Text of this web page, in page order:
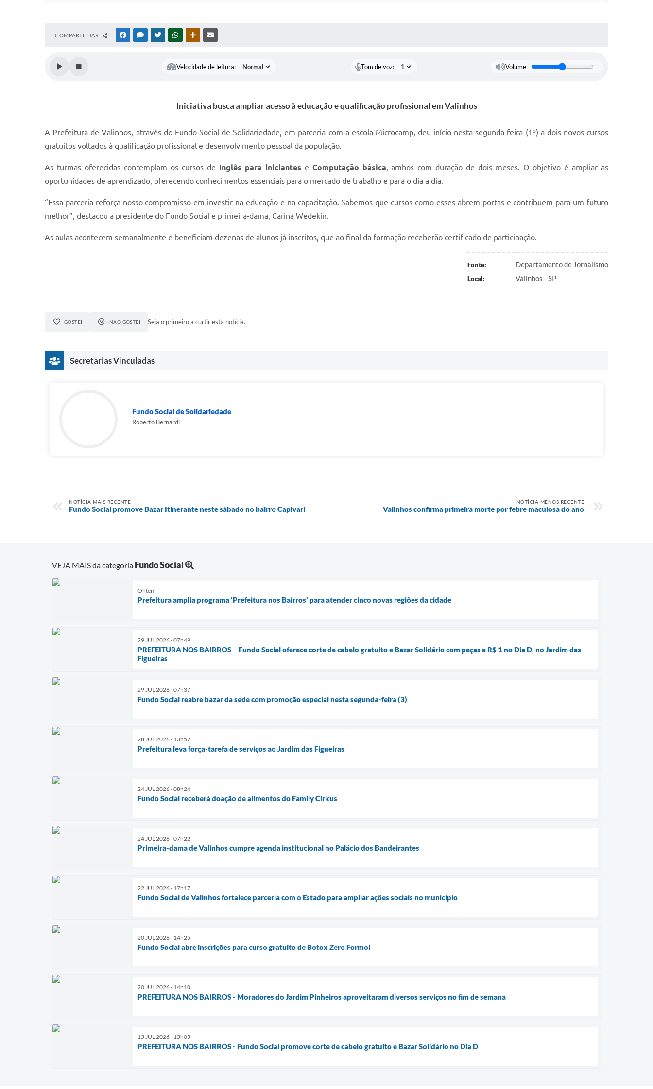
COMPARTILHAR FACEBOOKMESSENGER
TWITTERWHATSAPPOUTRAS MÍDIAS
Velocidade de leitura: Tom de voz: Volume
Iniciativa busca ampliar acesso à educação e qualificação profissional em Valinhos
A Prefeitura de Valinhos, através do Fundo Social de Solidariedade, em parceria com a escola Microcamp, deu início nesta segunda-feira (1º) a dois novos cursos
gratuitos voltados à qualificação profissional e desenvolvimento pessoal da população.
As turmas oferecidas contemplam os cursos de Inglês para iniciantes e Computação básica, ambos com duração de dois meses. O objetivo é ampliar as
oportunidades de aprendizado, oferecendo conhecimentos essenciais para o mercado de trabalho e para o dia a dia.
“Essa parceria reforça nosso compromisso em investir na educação e na capacitação. Sabemos que cursos como esses abrem portas e contribuem para um futuro
melhor”, destacou a presidente do Fundo Social e primeira-dama, Carina Wedekin.
As aulas acontecem semanalmente e beneficiam dezenas de alunos já inscritos, que ao final da formação receberão certificado de participação.
Fonte: Departamento de Jornalismo
Local: Valinhos - SP
GOSTEI NÃO GOSTEI Seja o primeiro a curtir esta notícia.
Secretarias Vinculadas
Fundo Social de Solidariedade
Roberto Bernardi
NOTÍCIA MAIS RECENTE
Fundo Social promove Bazar Itinerante neste sábado no bairro Capivari
NOTÍCIA MENOS RECENTE
Valinhos confirma primeira morte por febre maculosa do ano
VEJA MAIS da categoria Fundo Social
Ontem
Prefeitura amplia programa ‘Prefeitura nos Bairros’ para atender cinco novas regiões da cidade
29 JUL 2026 - 07h49
PREFEITURA NOS BAIRROS – Fundo Social oferece corte de cabelo gratuito e Bazar Solidário com peças a R$ 1 no Dia D, no Jardim das
Figueiras
29 JUL 2026 - 07h37
Fundo Social reabre bazar da sede com promoção especial nesta segunda-feira (3)
28 JUL 2026 - 13h52
Prefeitura leva força-tarefa de serviços ao Jardim das Figueiras
24 JUL 2026 - 08h24
Fundo Social receberá doação de alimentos do Family Cirkus
24 JUL 2026 - 07h22
Primeira-dama de Valinhos cumpre agenda institucional no Palácio dos Bandeirantes
22 JUL 2026 - 17h17
Fundo Social de Valinhos fortalece parceria com o Estado para ampliar ações sociais no município
20 JUL 2026 - 14h25
Fundo Social abre inscrições para curso gratuito de Botox Zero Formol
20 JUL 2026 - 14h10
PREFEITURA NOS BAIRROS - Moradores do Jardim Pinheiros aproveitaram diversos serviços no fim de semana
15 JUL 2026 - 15h05
PREFEITURA NOS BAIRROS - Fundo Social promove corte de cabelo gratuito e Bazar Solidário no Dia D